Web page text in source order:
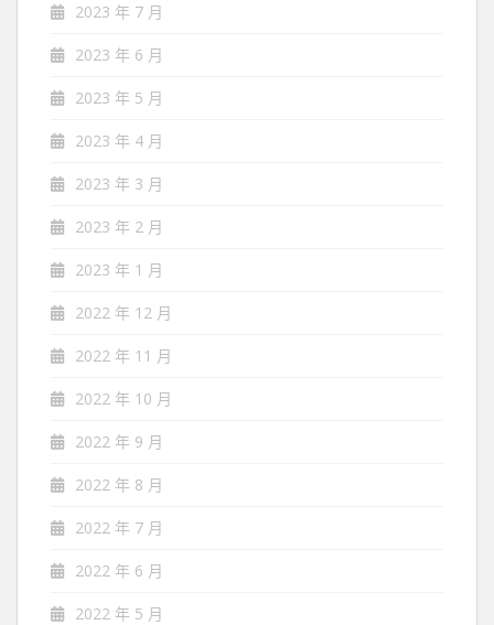
2023 年 7 月
2023 年 6 月
2023 年 5 月
2023 年 4 月
2023 年 3 月
2023 年 2 月
2023 年 1 月
2022 年 12 月
2022 年 11 月
2022 年 10 月
2022 年 9 月
2022 年 8 月
2022 年 7 月
2022 年 6 月
2022 年 5 月